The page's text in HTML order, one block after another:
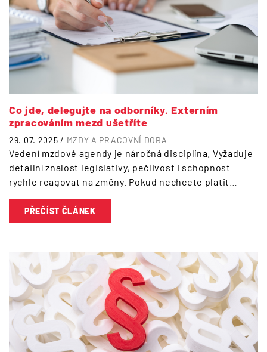
Co jde, delegujte na odborníky. Externím
zpracováním mezd ušetříte
29. 07. 2025 / MZDY A PRACOVNÍ DOBA
Vedení mzdové agendy je náročná disciplína. Vyžaduje
detailní znalost legislativy, pečlivost i schopnost
rychle reagovat na změny. Pokud nechcete platit…
PŘEČÍST ČLÁNEK